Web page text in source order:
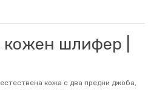
шлифер |
кожа с два предни джоба,